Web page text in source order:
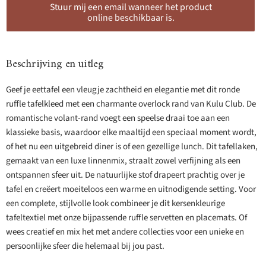
Stuur mij een email wanneer het product
online beschikbaar is.
Beschrijving en uitleg
Geef je eettafel een vleugje zachtheid en elegantie met dit ronde
ruffle tafelkleed met een charmante overlock rand van Kulu Club. De
romantische volant-rand voegt een speelse draai toe aan een
klassieke basis, waardoor elke maaltijd een speciaal moment wordt,
of het nu een uitgebreid diner is of een gezellige lunch. Dit tafellaken,
gemaakt van een luxe linnenmix, straalt zowel verfijning als een
ontspannen sfeer uit. De natuurlijke stof drapeert prachtig over je
tafel en creëert moeiteloos een warme en uitnodigende setting. Voor
een complete, stijlvolle look combineer je dit kersenkleurige
tafeltextiel met onze bijpassende ruffle servetten en placemats. Of
wees creatief en mix het met andere collecties voor een unieke en
persoonlijke sfeer die helemaal bij jou past.